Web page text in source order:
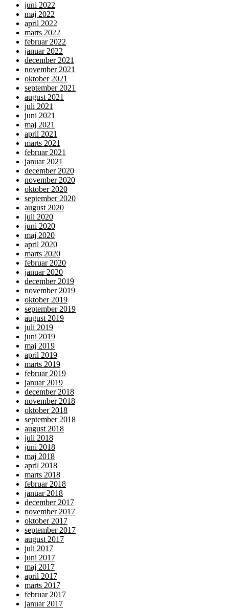
juni 2022
maj 2022
april 2022
marts 2022
februar 2022
januar 2022
december 2021
november 2021
oktober 2021
september 2021
august 2021
juli 2021
juni 2021
maj 2021
april 2021
marts 2021
februar 2021
januar 2021
december 2020
november 2020
oktober 2020
september 2020
august 2020
juli 2020
juni 2020
maj 2020
april 2020
marts 2020
februar 2020
januar 2020
december 2019
november 2019
oktober 2019
september 2019
august 2019
juli 2019
juni 2019
maj 2019
april 2019
marts 2019
februar 2019
januar 2019
december 2018
november 2018
oktober 2018
september 2018
august 2018
juli 2018
juni 2018
maj 2018
april 2018
marts 2018
februar 2018
januar 2018
december 2017
november 2017
oktober 2017
september 2017
august 2017
juli 2017
juni 2017
maj 2017
april 2017
marts 2017
februar 2017
januar 2017